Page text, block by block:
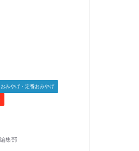
みやげ・定番おみやげ
集部